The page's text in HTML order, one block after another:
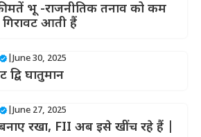
भू -राजनीतिक तनाव को कम
आती हैं
June 30, 2025
द्वि घातुमान
June 27, 2025
बनाए रखा, FII अब इसे खींच रहे हैं |